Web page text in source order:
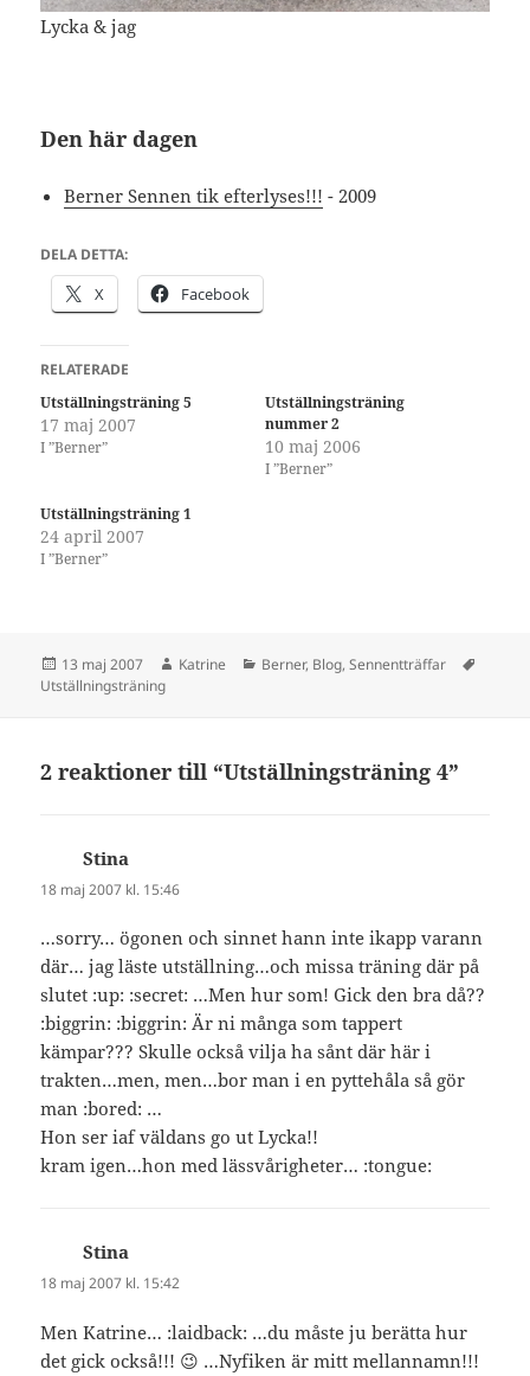
Lycka & jag
Den här dagen
Berner Sennen tik efterlyses!!! - 2009
DELA DETTA:
X Facebook
RELATERADE
Utställningsträning 5
17 maj 2007
I ”Berner”
Utställningsträning
nummer 2
10 maj 2006
I ”Berner”
Utställningsträning 1
24 april 2007
I ”Berner”
Postat
13 maj 2007 Författare
Katrine Kategorier
Berner, Blog,Sennentträffar
Utställningsträning
2 reaktioner till “Utställningsträning 4”
Stina
18 maj 2007 kl. 15:46
…sorry… ögonen och sinnet hann inte ikapp varann
där… jag läste utställning…och missa träning där på
slutet :up: :secret: …Men hur som! Gick den bra då??
:biggrin: :biggrin: Är ni många som tappert
kämpar??? Skulle också vilja ha sånt där här i
trakten…men, men…bor man i en pyttehåla så gör
man :bored: …
Hon ser iaf väldans go ut Lycka!!
kram igen…hon med lässvårigheter… :tongue:
Stina
18 maj 2007 kl. 15:42
Men Katrine… :laidback: …du måste ju berätta hur
det gick också!!! 😉 …Nyfiken är mitt mellannamn!!!